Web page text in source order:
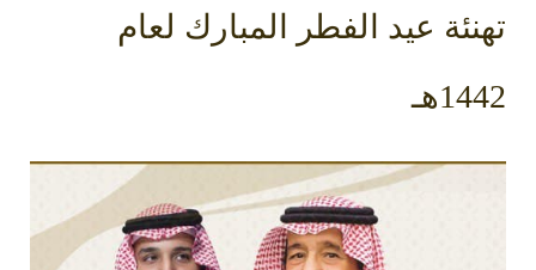
تهنئة عيد الفطر المبارك لعام
1442هـ